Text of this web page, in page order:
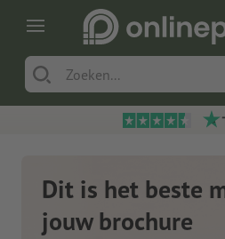
Dit is het beste
jouw brochure